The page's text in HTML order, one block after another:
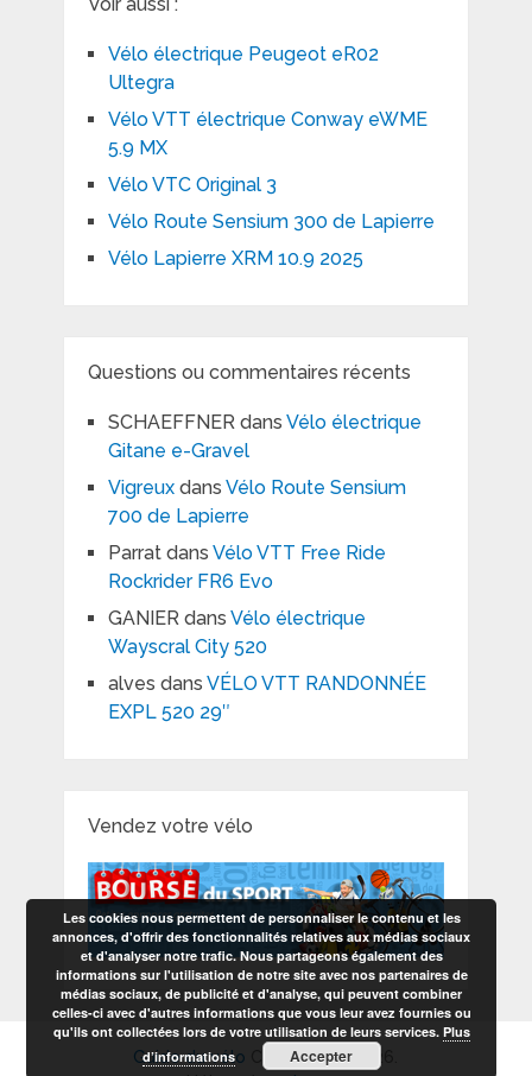
Voir aussi :
Vélo électrique Peugeot eR02
Ultegra
Vélo VTT électrique Conway eWME
5.9 MX
Vélo VTC Original 3
Vélo Route Sensium 300 de Lapierre
Vélo Lapierre XRM 10.9 2025
Questions ou commentaires récents
SCHAEFFNERdans Vélo électrique
Gitane e-Gravel
Vigreuxdans Vélo Route Sensium
700 de Lapierre
Parratdans Vélo VTT Free Ride
Rockrider FR6 Evo
GANIERdans Vélo électrique
Wayscral City 520
alves dans VÉLO VTT RANDONNÉE
EXPL 520 29″
Vendez votre vélo
Guide du vélo Copyright © 2026.
Les cookies nous permettent de personnaliser le contenu et les
annonces, d'offrir des fonctionnalités relatives aux médias sociaux
et d'analyser notre trafic. Nous partageons également des
informations sur l'utilisation de notre site avec nos partenaires de
médias sociaux, de publicité et d'analyse, qui peuvent combiner
celles-ci avec d'autres informations que vous leur avez fournies ou
qu'ils ont collectées lors de votre utilisation de leurs services. Plus
d’informations
Accepter